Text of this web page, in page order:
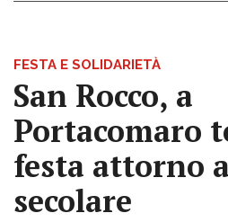
FESTA E SOLIDARIETÀ
San Rocco, a
Portacomaro
festa attorno
secolare